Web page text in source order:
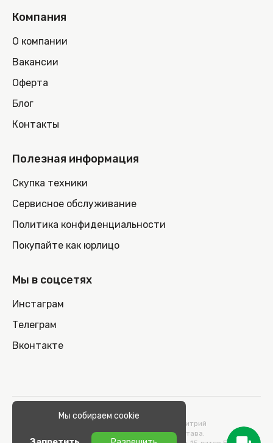
Компания
О компании
Вакансии
Оферта
Блог
Контакты
Полезная информация
Скупка техники
Сервисное обслуживание
Политика конфиденциальности
Покупайте как юрлицо
Мы в соцсетях
Инстаграм
Телеграм
Вконтакте
© 2026 100nout.by,
ООО «СТОНОУТБУКОВ» Директор Метельский Дмитрий
Константинович, действующий на основании Устава.
Мы собираем cookie